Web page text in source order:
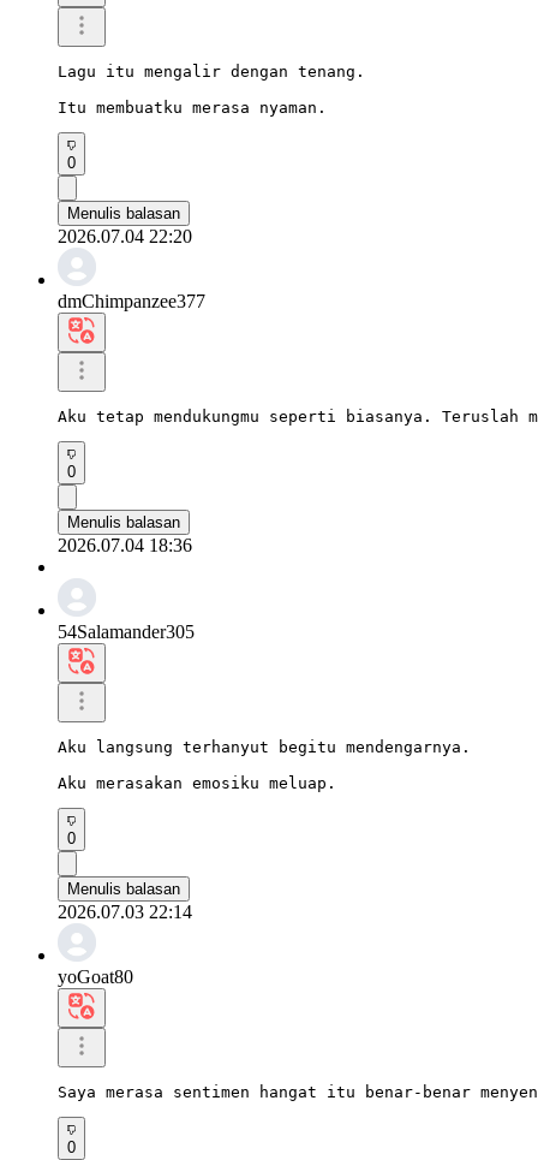
Lagu itu mengalir dengan tenang.
Itu membuatku merasa nyaman.
0
Menulis balasan
2026.07.04 22:20
dmChimpanzee377
Aku tetap mendukungmu seperti biasanya. Teruslah
0
Menulis balasan
2026.07.04 18:36
54Salamander305
Aku langsung terhanyut begitu mendengarnya.
Aku merasakan emosiku meluap.
0
Menulis balasan
2026.07.03 22:14
yoGoat80
Saya merasa sentimen hangat itu benar-benar
0